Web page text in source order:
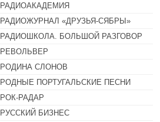
РАДИОАКАДЕМИЯ
РАДИОЖУРНАЛ «ДРУЗЬЯ-СЯБРЫ»
РАДИОШКОЛА. БОЛЬШОЙ РАЗГОВОР
РЕВОЛЬВЕР
РОДИНА СЛОНОВ
РОДНЫЕ ПОРТУГАЛЬСКИЕ ПЕСНИ
РОК-РАДАР
РУССКИЙ БИЗНЕС